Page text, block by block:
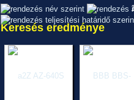
Keresés eredménye